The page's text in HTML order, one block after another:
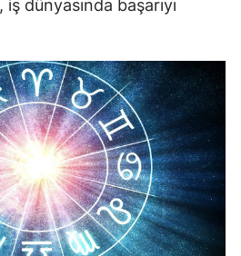
, iş dünyasında başarıyı